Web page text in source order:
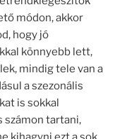
módon, akkor
hogy jó
könnyebb lett,
mindig tele van a
a szezonális
is sokkal
számon tartani,